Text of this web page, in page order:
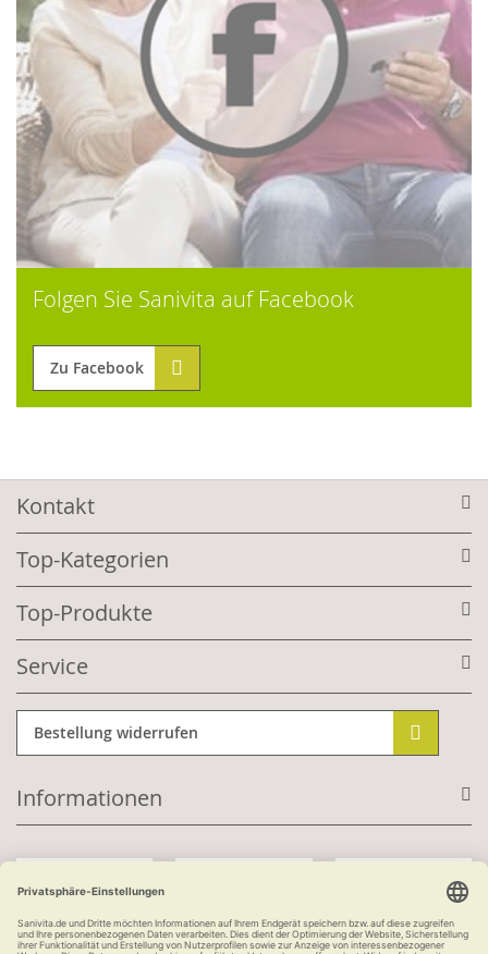
Folgen Sie Sanivita auf Facebook
Zu Facebook
Kontakt
Top-Kategorien
Top-Produkte
Service
Bestellung widerrufen
Informationen